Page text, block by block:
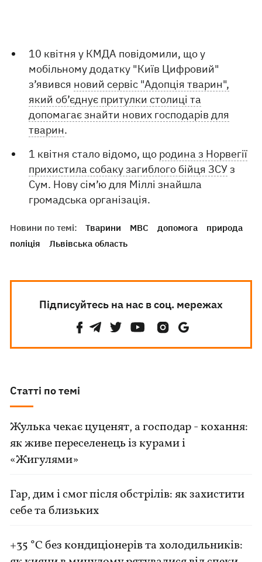
10 квітня у КМДА повідомили, що у
мобільному додатку "Київ Цифровий"
з’явився новий сервіс "Адопція тварин",
який об’єднує притулки столиці та
допомагає знайти нових господарів для
тварин.
1 квітня стало відомо, що родина з Норвегії
прихистила собаку загиблого бійця ЗСУз
Сум. Нову сім’ю для Міллі знайшла
громадська організація.
Новини по темі: Тварини МВС допомога
природа
поліція
Львівська область
Підписуйтесь на нас в соц. мережах
Статті по темі
Жулька чекає цуценят, а господар - кохання:
як живе переселенець із курами і
«Жигулями»
Гар, дим і смог після обстрілів: як захистити
себе та близьких
+35 °C без кондиціонерів та холодильників: